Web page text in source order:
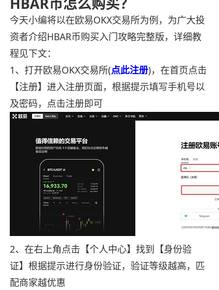
今天小编将以在欧易OKX交易所为例，为广大投
资者介绍HBAR币购买入门攻略完整版，详细教
程见下文：
1、打开欧易OKX交易所(点此注册)，在首页点击
【注册】进入注册页面，根据提示填写手机号以
及密码，点击注册即可
2、在右上角点击【个人中心】找到【身份验
证】根据提示进行身份验证，验证等级越高，匹
配商家越优惠